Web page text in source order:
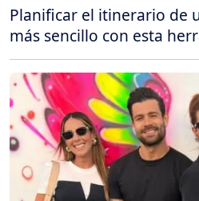
Planificar el itinerario de
más sencillo con esta